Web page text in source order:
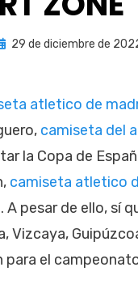
29 de diciembre de
camiseta del
la Copa de
camiseta atletico
pesar de ello, sí
Vizcaya,
para el